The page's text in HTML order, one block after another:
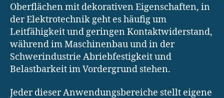
Oberflächen mit dekorativen Eigenschaften, in
der Elektrotechnik geht es häufig um
Leitfähigkeit und geringen Kontaktwiderstand,
während im Maschinenbau und in der
Schwerindustrie Abriebfestigkeit und
Belastbarkeit im Vordergrund stehen.
Jeder dieser Anwendungsbereiche stellt eigene